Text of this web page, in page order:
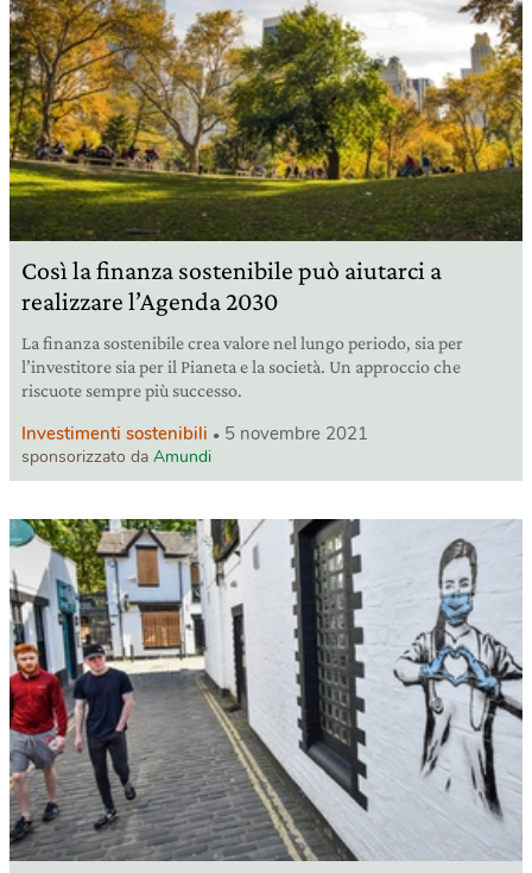
Così la finanza sostenibile può aiutarci a
realizzare l’Agenda 2030
La finanza sostenibile crea valore nel lungo periodo, sia per
l’investitore sia per il Pianeta e la società. Un approccio che
riscuote sempre più successo.
Investimenti sostenibili 5 novembre 2021
sponsorizzato da Amundi